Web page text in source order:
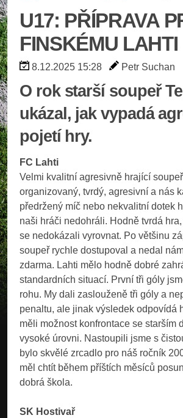
U17: PŘÍPRAVA
FINSKÉMU LAHTI
8.12.2025 15:28 Petr Suchan
O rok starší soupeř
ukázal, jak vypadá
pojetí hry.
FC Lahti
Velmi kvalitní agresivně hrající
organizovaný, tvrdý, agresivní a nás
předržený míč nebo nekvalitní dotek
naši hráči nedohráli. Hodně tvrdá
se nedokázali vyrovnat. Po většinu
soupeř rychle dostupoval a nedal
zdarma. Lahti mělo hodně dobré
standardních situací. První tři góly
rohu. My dali zaslouženě tři góly a
penaltu, ale jinak výsledek odpovídá
měli možnost konfrontace se starším
vysoké úrovni. Nastoupili jsme s
bylo skvělé zrcadlo pro náš ročník
měl chtít během příštích měsíců
dobrá škola.
SK Hostivař